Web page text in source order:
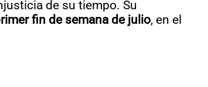
de su tiempo. Su
fin de semana de julio, en el